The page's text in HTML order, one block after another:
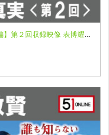
誰も知らない日本の叡智【沖縄編】第２回収録映像 表博耀氏＆伊敷賢氏 プレ・ザ・身禊（MISOGI）合宿セミナーpart５in沖縄